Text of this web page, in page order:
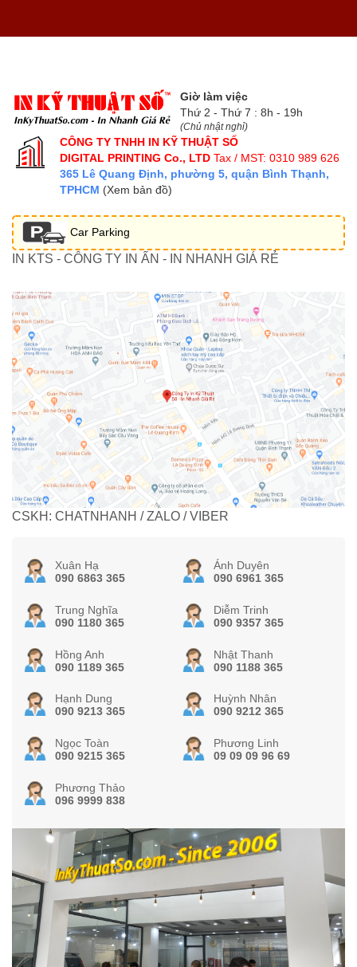
Giờ làm việc
Thứ 2 - Thứ 7 : 8h - 19h
(Chủ nhật nghỉ)
CÔNG TY TNHH IN KỸ THUẬT SỐ
DIGITAL PRINTING Co., LTD Tax / MST: 0310 989 626
365 Lê Quang Định, phường 5, quận Bình Thạnh,
TPHCM (Xem bản đồ)
Car Parking
IN KTS - CÔNG TY IN ẤN - IN NHANH GIÁ RẺ
CSKH: CHATNHANH / ZALO / VIBER
Xuân Hạ
090 6863 365
Ánh Duyên
090 6961 365
Trung Nghĩa
090 1180 365
Diễm Trinh
090 9357 365
Hồng Anh
090 1189 365
Nhật Thanh
090 1188 365
Hạnh Dung
090 9213 365
Huỳnh Nhân
090 9212 365
Ngọc Toàn
090 9215 365
Phương Linh
09 09 09 96 69
Phương Thảo
096 9999 838